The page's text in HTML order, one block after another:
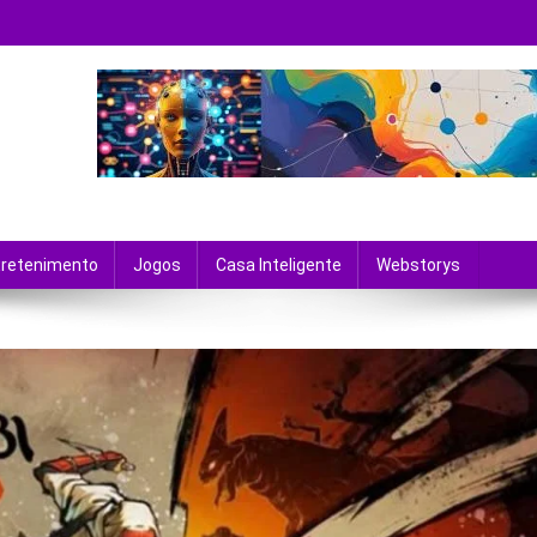
Jogos Casa Inteligente Webstorys